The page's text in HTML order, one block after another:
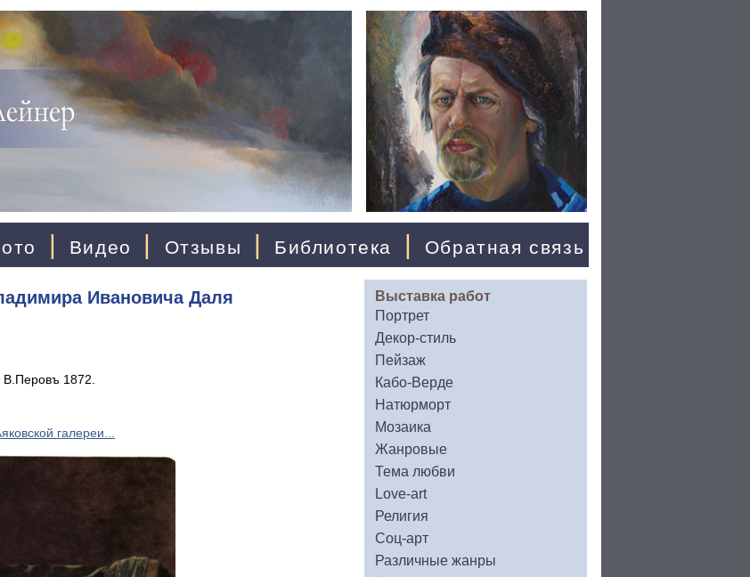
| Видео | Отзывы | Библиотека | Обратная связь
Ивановича Даля
1872.
галереи...
Выставка работ
Портрет
Декор-стиль
Пейзаж
Кабо-Верде
Натюрморт
Мозаика
Жанровые
Тема любви
Love-art
Религия
Соц-арт
Различные жанры